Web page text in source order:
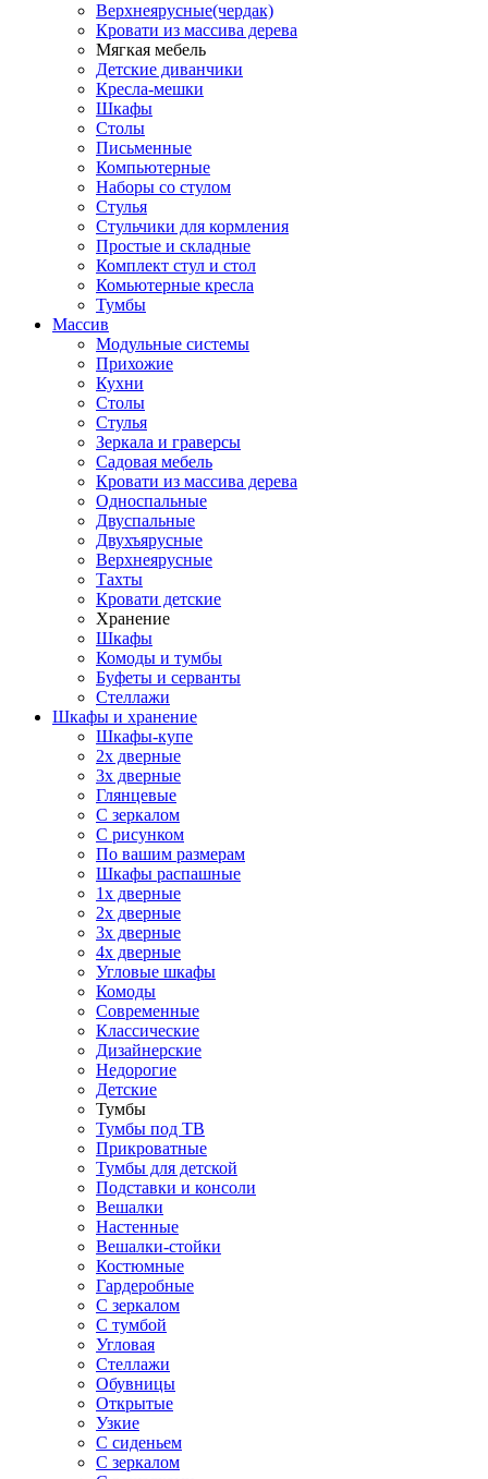
Верхнеярусные(чердак)
Кровати из массива дерева
Мягкая мебель
Детские диванчики
Кресла-мешки
Шкафы
Столы
Письменные
Компьютерные
Наборы со стулом
Стулья
Стульчики для кормления
Простые и складные
Комплект стул и стол
Комьютерные кресла
Тумбы
Массив
Модульные системы
Прихожие
Кухни
Столы
Стулья
Зеркала и граверсы
Садовая мебель
Кровати из массива дерева
Односпальные
Двуспальные
Двухъярусные
Верхнеярусные
Тахты
Кровати детские
Хранение
Шкафы
Комоды и тумбы
Буфеты и серванты
Стеллажи
Шкафы и хранение
Шкафы-купе
2х дверные
3х дверные
Глянцевые
С зеркалом
С рисунком
По вашим размерам
Шкафы распашные
1х дверные
2х дверные
3х дверные
4х дверные
Угловые шкафы
Комоды
Современные
Классические
Дизайнерские
Недорогие
Детские
Тумбы
Тумбы под ТВ
Прикроватные
Тумбы для детской
Подставки и консоли
Вешалки
Настенные
Вешалки-стойки
Костюмные
Гардеробные
С зеркалом
С тумбой
Угловая
Стеллажи
Обувницы
Открытые
Узкие
С сиденьем
С зеркалом